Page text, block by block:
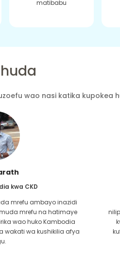
matibabu
wao nasi katika kupokea
Cirrhosis ya Ini
kinyume,
wa ini, sikuwa na pa
kidogo na sikujua la
wa GoMedii huko